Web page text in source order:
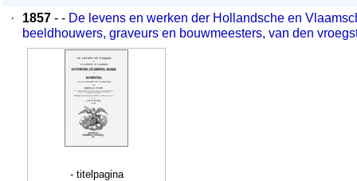
·
1857 - - De levens en werken der Hollandsche en
beeldhouwers, graveurs en bouwmeesters, van den
- titelpagina